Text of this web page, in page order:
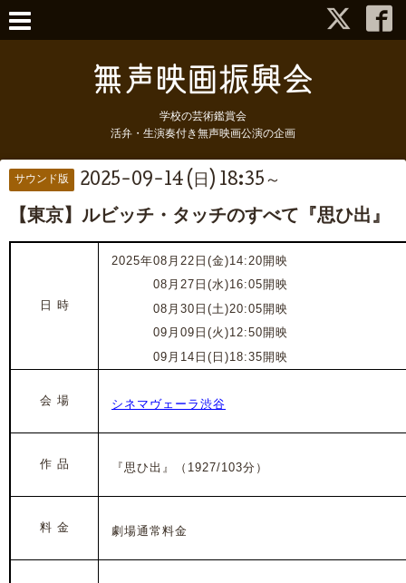
学校の芸術鑑賞会
活弁・生演奏付き無声映画公演の企画
サウンド版 2025-09-14 (日) 18:35～
【東京】ルビッチ・タッチのすべて『思ひ出』
日 時
2025年08月22日(金)14:20開映
08月27日(水)16:05開映
08月30日(土)20:05開映
09月09日(火)12:50開映
09月14日(日)18:35開映
会 場 シネマヴェーラ渋谷
作 品 『思ひ出』 （1927/103分）
料 金 劇場通常料金